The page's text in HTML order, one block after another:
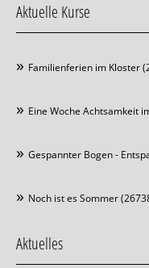
Aktuelle Kurse
Familienferien im Kloster
Eine Woche Achtsamkeit
Gespannter Bogen -
Noch ist es Sommer
Aktuelles